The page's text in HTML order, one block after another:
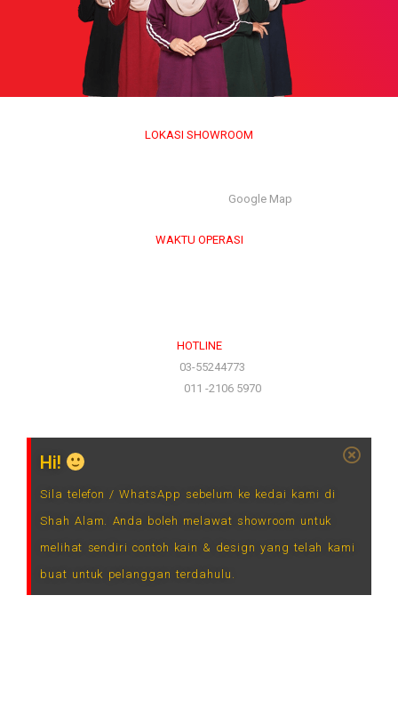
LOKASI SHOWROOM
Google Map
WAKTU OPERASI
HOTLINE
03-55244773
011 -2106 5970
Hi!
Sila telefon / WhatsApp sebelum ke kedai kami di
Shah Alam. Anda boleh melawat showroom untuk
melihat sendiri contoh kain & design yang telah kami
buat untuk pelanggan terdahulu.